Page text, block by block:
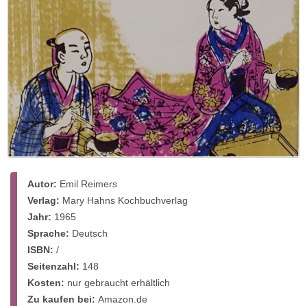
Autor: Emil Reimers
Verlag: Mary Hahns Kochbuchverlag
Jahr: 1965
Sprache: Deutsch
ISBN: /
Seitenzahl: 148
Kosten: nur gebraucht erhältlich
Zu kaufen bei: Amazon.de